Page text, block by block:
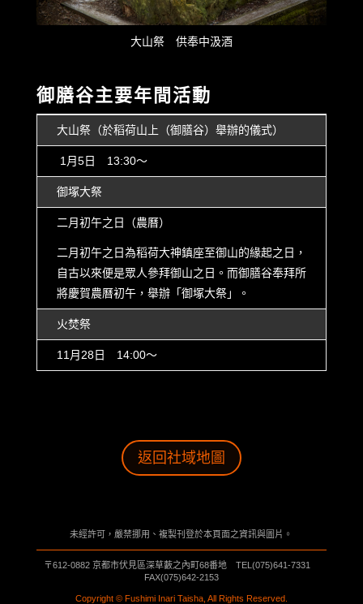
大山祭 供奉中汲酒
御膳谷主要年間活動
大山祭（於稻荷山上（御膳谷）舉辦的儀式）
1月5日 13:30〜
御塚大祭
二月初午之日（農曆）
二月初午之日為稻荷大神鎮座至御山的緣起之日，
自古以來便是眾人參拜御山之日。而御膳谷奉拜所
將慶賀農曆初午，舉辦「御塚大祭」。
火焚祭
11月28日 14:00〜
返回社域地圖
未經許可，嚴禁挪用、複製刊登於本頁面之資訊與圖片。
〒612-0882 京都市伏見區深草藪之內町68番地 TEL(075)641-7331
FAX(075)642-2153
Copyright © Fushimi Inari Taisha, All Rights Reserved.